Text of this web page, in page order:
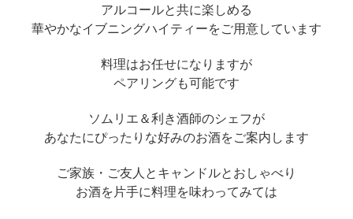
アルコールと共に楽しめる
華やかなイブニングハイティーをご用意しています
料理はお任せになりますが
ペアリングも可能です
ソムリエ＆利き酒師のシェフが
あなたにぴったりな好みのお酒をご案内します
ご家族・ご友人とキャンドルとおしゃべり
お酒を片手に料理を味わってみては